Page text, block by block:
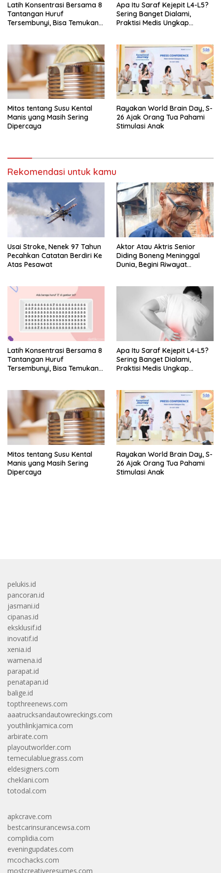
Latih Konsentrasi Bersama 8
Tantangan Huruf
Tersembunyi, Bisa Temukan
Apa Itu Saraf Kejepit L4-L5?
Sering Banget Dialami,
Praktisi Medis Ungkap
Mitos tentang Susu Kental
Manis yang Masih Sering
Dipercaya
Rayakan World Brain Day, S-
26 Ajak Orang Tua Pahami
Stimulasi Anak
Rekomendasi untuk kamu
Usai Stroke, Nenek 97 Tahun
Pecahkan Catatan Berdiri Ke
Atas Pesawat
Aktor Atau Aktris Senior
Diding Boneng Meninggal
Dunia, Begini Riwayat
Latih Konsentrasi Bersama 8
Tantangan Huruf
Tersembunyi, Bisa Temukan
Apa Itu Saraf Kejepit L4-L5?
Sering Banget Dialami,
Praktisi Medis Ungkap
Mitos tentang Susu Kental
Manis yang Masih Sering
Dipercaya
Rayakan World Brain Day, S-
26 Ajak Orang Tua Pahami
Stimulasi Anak
pelukis.id
pancoran.id
jasmani.id
cipanas.id
eksklusif.id
inovatif.id
xenia.id
wamena.id
parapat.id
penatapan.id
balige.id
topthreenews.com
aaatrucksandautowreckings.com
youthlinkjamica.com
arbirate.com
playoutworlder.com
temeculabluegrass.com
eldesigners.com
cheklani.com
totodal.com
apkcrave.com
bestcarinsurancewsa.com
complidia.com
eveningupdates.com
mcochacks.com
mostcreativeresumes.com